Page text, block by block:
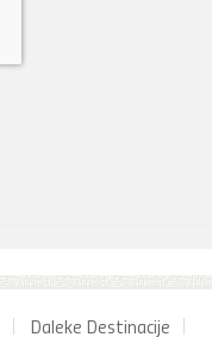
Daleke Destinacije